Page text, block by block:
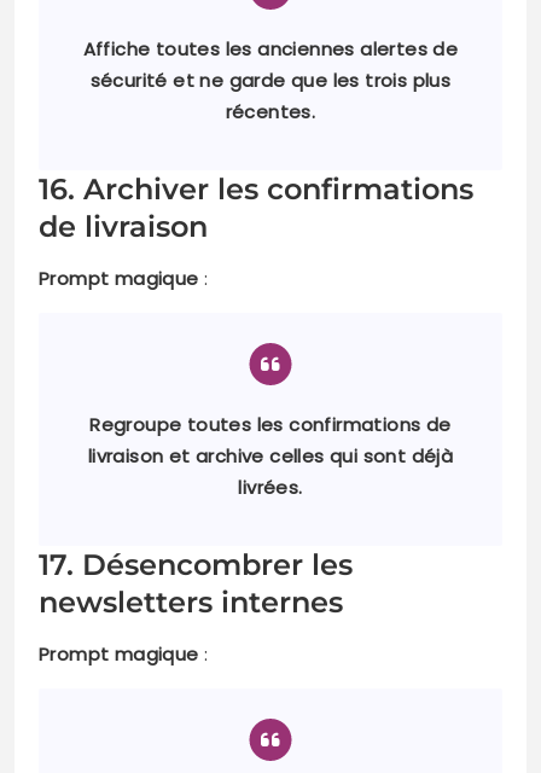
Affiche toutes les anciennes alertes de
sécurité et ne garde que les trois plus
récentes.
16. Archiver les confirmations
de livraison
Prompt magique :
Regroupe toutes les confirmations de
livraison et archive celles qui sont déjà
livrées.
17. Désencombrer les
newsletters internes
Prompt magique :